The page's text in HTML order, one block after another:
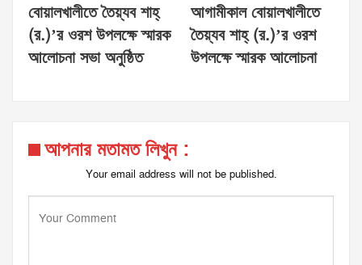
বোয়ালখালীতে তৈয়্যব শাহ্
(র.)’র ওরশ উপলক্ষে স্মারক
আলোচনা সভা অনুষ্ঠিত
আগামীকাল বোয়ালখালীতে
তৈয়্যব শাহ্ (র.)’র ওরশ
উপলক্ষে স্মারক আলোচনা
আপনার মতামত লিখুন :
Your email address will not be published.